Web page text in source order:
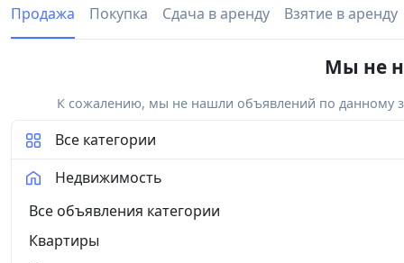
Продажа Покупка Сдача в аренду Взятие в аренду
Мы не
К сожалению, мы не нашли объявлений по данному
Все категории
Недвижимость
Все объявления категории
Квартиры